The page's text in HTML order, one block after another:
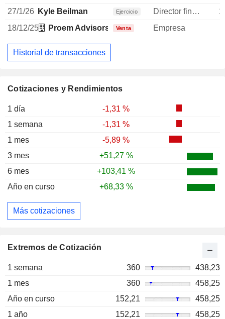
Cotizaciones y Rendimientos
1 día
-1,31 %
1 semana
-1,31 %
1 mes
-5,89 %
3 mes
+51,27 %
6 mes
+103,41 %
Año en curso
+68,33 %
Más cotizaciones
Extremos de Cotización
1 semana 360
438,23
1 mes
360
458,25
Año en curso
152,21
458,25
1 año
152,21
458,25
27/1/26 Kyle Beilman Ejercicio Director financiero
18/12/25
Proem Advisors LLC
Venta Empresa
Historial de transacciones